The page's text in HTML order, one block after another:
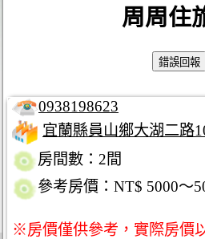
周周住
0938198623
宜蘭縣員山鄉大湖二路
房間數：2間
參考房價：NT$ 5000～
※房價僅供參考，實際房價